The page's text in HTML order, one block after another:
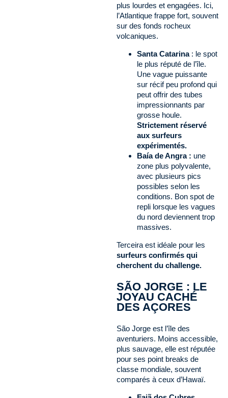
plus lourdes et engagées. Ici,
l’Atlantique frappe fort, souvent
sur des fonds rocheux
volcaniques.
Santa Catarina: le spot
le plus réputé de l’île.
Une vague puissante
sur récif peu profond qui
peut offrir des tubes
impressionnants par
grosse houle.
Strictement réservé
aux surfeurs
expérimentés.
Baía de Angra : une
zone plus polyvalente,
avec plusieurs pics
possibles selon les
conditions. Bon spot de
repli lorsque les vagues
du nord deviennent trop
massives.
Terceira est idéale pour les
surfeurs confirmés qui
cherchent du challenge.
SÃO JORGE : LE
JOYAU CACHÉ
DES AÇORES
São Jorge est l’île des
aventuriers. Moins accessible,
plus sauvage, elle est réputée
pour ses point breaks de
classe mondiale, souvent
comparés à ceux d’Hawaï.